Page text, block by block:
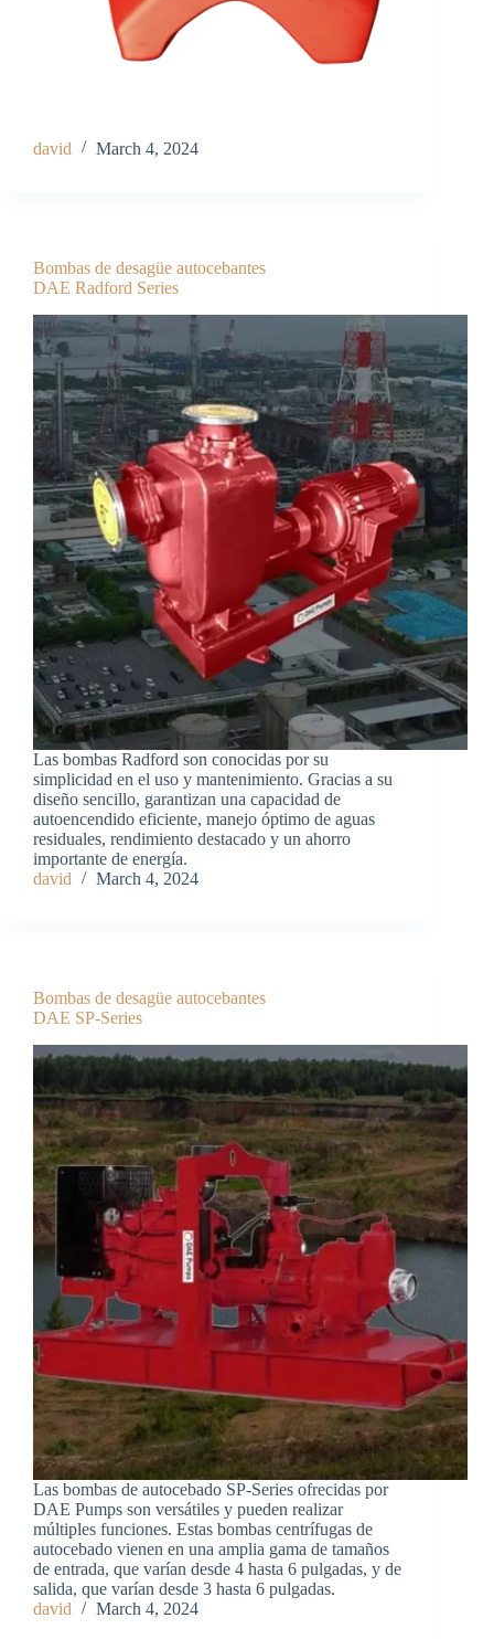
david March 4, 2024
Bombas de desagüe autocebantes
DAE Radford Series
Las bombas Radford son conocidas por su
simplicidad en el uso y mantenimiento. Gracias a su
diseño sencillo, garantizan una capacidad de
autoencendido eficiente, manejo óptimo de aguas
residuales, rendimiento destacado y un ahorro
importante de energía.
david
March 4, 2024
Bombas de desagüe autocebantes
DAE SP-Series
Las bombas de autocebado SP-Series ofrecidas por
DAE Pumps son versátiles y pueden realizar
múltiples funciones. Estas bombas centrífugas de
autocebado vienen en una amplia gama de tamaños
de entrada, que varían desde 4 hasta 6 pulgadas, y de
salida, que varían desde 3 hasta 6 pulgadas.
david
March 4, 2024